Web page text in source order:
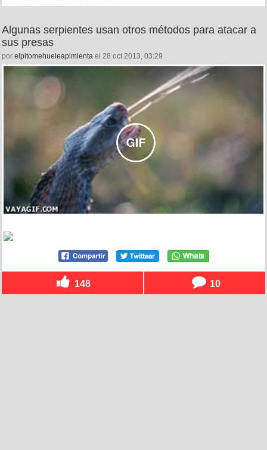
Algunas serpientes usan otros métodos para atacar a
sus presas
por elpitomehueleapimienta el 28 oct 2013, 03:29
148 10